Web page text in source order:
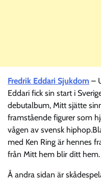
Fredrik Eddari Sjukdom –
Eddari fick sin start i
debutalbum, Mitt sjätte
framstående figurer som
vågen av svensk
med Ken Ring är hennes
från Mitt hem blir ditt hem.
Å andra sidan är